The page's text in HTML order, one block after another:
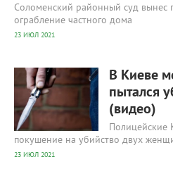
Соломенский районный суд вынес
ограбление частного дома
23 ИЮЛ 2021
В Киеве
пытался
(видео)
​Полицейские
покушение на убийство двух
23 ИЮЛ 2021